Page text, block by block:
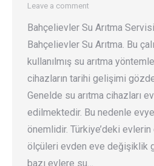
Leave a comment
Bahçelievler Su Arıtma
Bahçelievler Su Arıtma. Bu
kullanılmış su arıtma
cihazların tarihi gelişimi
Genelde su arıtma cihazları
edilmektedir. Bu nedenle
önemlidir. Türkiye’deki evlerin
ölçüleri evden eve değişiklik
bazı evlere su…